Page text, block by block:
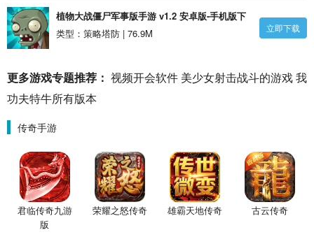
植物大战僵尸军事版手游 v1.2 安卓版-手机版下
载
类型：策略塔防 | 76.9M 立即下载
更多游戏专题推荐： 视频开会软件 美少女射击战斗的游戏我
功夫特牛所有版本
传奇手游
君临传奇九游
版
荣耀之怒传奇 雄霸天地传奇 古云传奇